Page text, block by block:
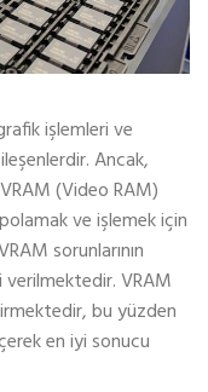
işlemleri ve
Ancak,
(Video RAM)
ve işlemek için
sorunlarının
verilmektedir. VRAM
bu yüzden
en iyi sonucu